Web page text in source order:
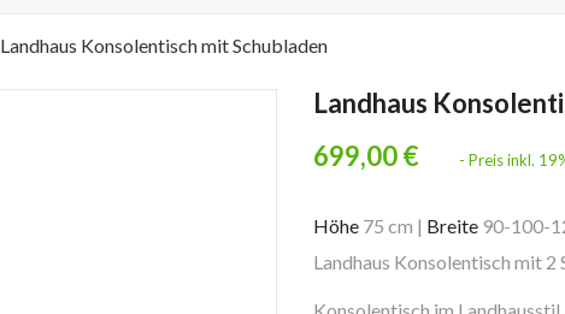
Landhaus Konsolentisch mit Schubladen
Landhaus
699,00 €
- Preis inkl.
Höhe 75 cm | Breite 90-100-
Landhaus Konsolentisch mit